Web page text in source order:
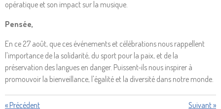
opératique et son impact sur la musique.
Pensée,
En ce 27 août, que ces événements et célébrations nous rappellent
l'importance de la solidarité, du sport pour la paix, et de la
préservation des langues en danger. Puissent-ils nous inspirer à
promouvoir la bienveillance, l'égalité et la diversité dans notre monde.
« Précédent Suivant»